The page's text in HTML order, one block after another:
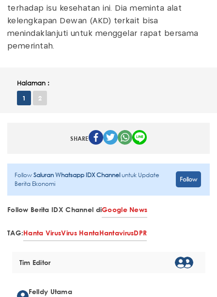
terhadap isu kesehatan ini. Dia meminta alat
kelengkapan Dewan (AKD) terkait bisa
menindaklanjuti untuk menggelar rapat bersama
pemerintah.
Halaman :
1 2
SHARE
FollowSaluran Whatsapp IDX Channeluntuk Update
Berita Ekonomi
Follow
Follow Berita IDX Channel diGoogle News
TAG:Hanta VirusVirus HantaHantavirusDPR
Tim Editor
Felldy Utama